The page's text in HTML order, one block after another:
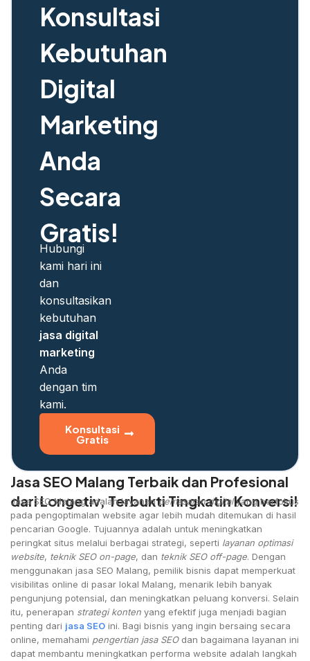
Konsultasi
Kebutuhan
Digital
Marketing
Anda
Secara
Gratis!
Hubungi
kami hari ini
dan
konsultasikan
kebutuhan
jasa digital
marketing
Anda
dengan tim
kami.
Konsultasi
Gratis
Jasa SEO Malang Terbaik dan Profesional
dari Longetiv, Terbukti Tingkatin Konversi!
Jasa SEO Malang adalah layananpemasaran digitalyang berfokus
pada pengoptimalan website agar lebih mudah ditemukan di hasil
pencarian Google. Tujuannya adalah untuk meningkatkan
peringkat situs melalui berbagai strategi, seperti layanan optimasi
website, teknik SEO on-page, dan teknik SEO off-page. Dengan
menggunakan jasa SEO Malang, pemilik bisnis dapat memperkuat
visibilitas online di pasar lokal Malang, menarik lebih banyak
pengunjung potensial, dan meningkatkan peluang konversi. Selain
itu, penerapan strategi konten yang efektif juga menjadi bagian
penting dari jasa SEO ini. Bagi bisnis yang ingin bersaing secara
online, memahami pengertian jasa SEOdan bagaimana layanan ini
dapat membantu meningkatkan performa website adalah langkah